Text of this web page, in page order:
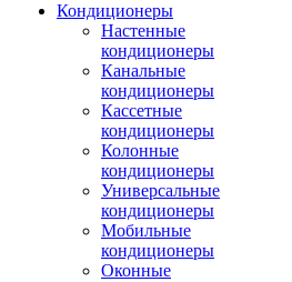
Кондиционеры
Настенные
кондиционеры
Канальные
кондиционеры
Кассетные
кондиционеры
Колонные
кондиционеры
Универсальные
кондиционеры
Мобильные
кондиционеры
Оконные